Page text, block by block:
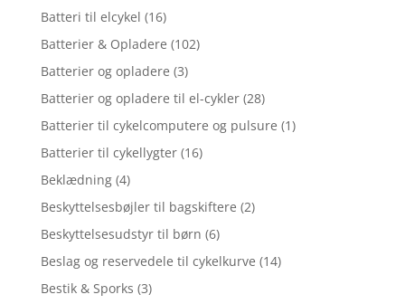
Batteri til elcykel (16)
Batterier & Opladere (102)
Batterier og opladere (3)
Batterier og opladere til el-cykler (28)
Batterier til cykelcomputere og pulsure (1)
Batterier til cykellygter (16)
Beklædning (4)
Beskyttelsesbøjler til bagskiftere (2)
Beskyttelsesudstyr til børn (6)
Beslag og reservedele til cykelkurve (14)
Bestik & Sporks (3)